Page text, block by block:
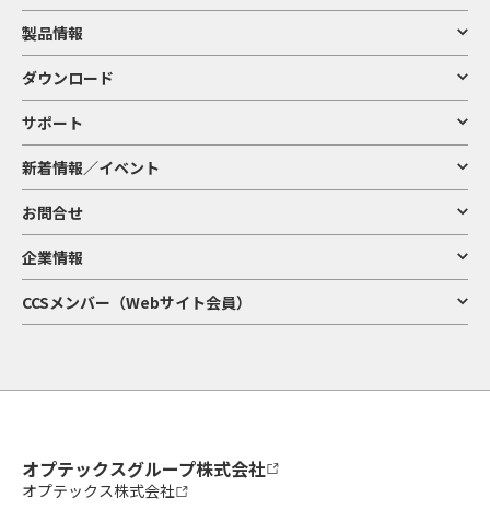
製品情報
ダウンロード
サポート
新着情報／イベント
お問合せ
企業情報
CCSメンバー（Webサイト会員）
オプテックスグループ株式会社
オプテックス株式会社